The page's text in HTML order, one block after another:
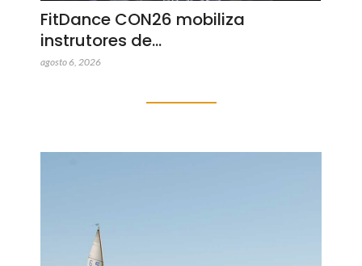
FitDance CON26 mobiliza
instrutores de…
agosto 6, 2026